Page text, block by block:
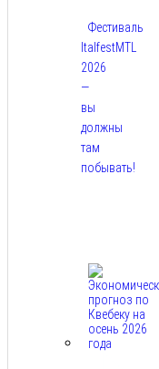
Фестиваль
ItalfestMTL
2026
—
вы
должны
там
побывать!